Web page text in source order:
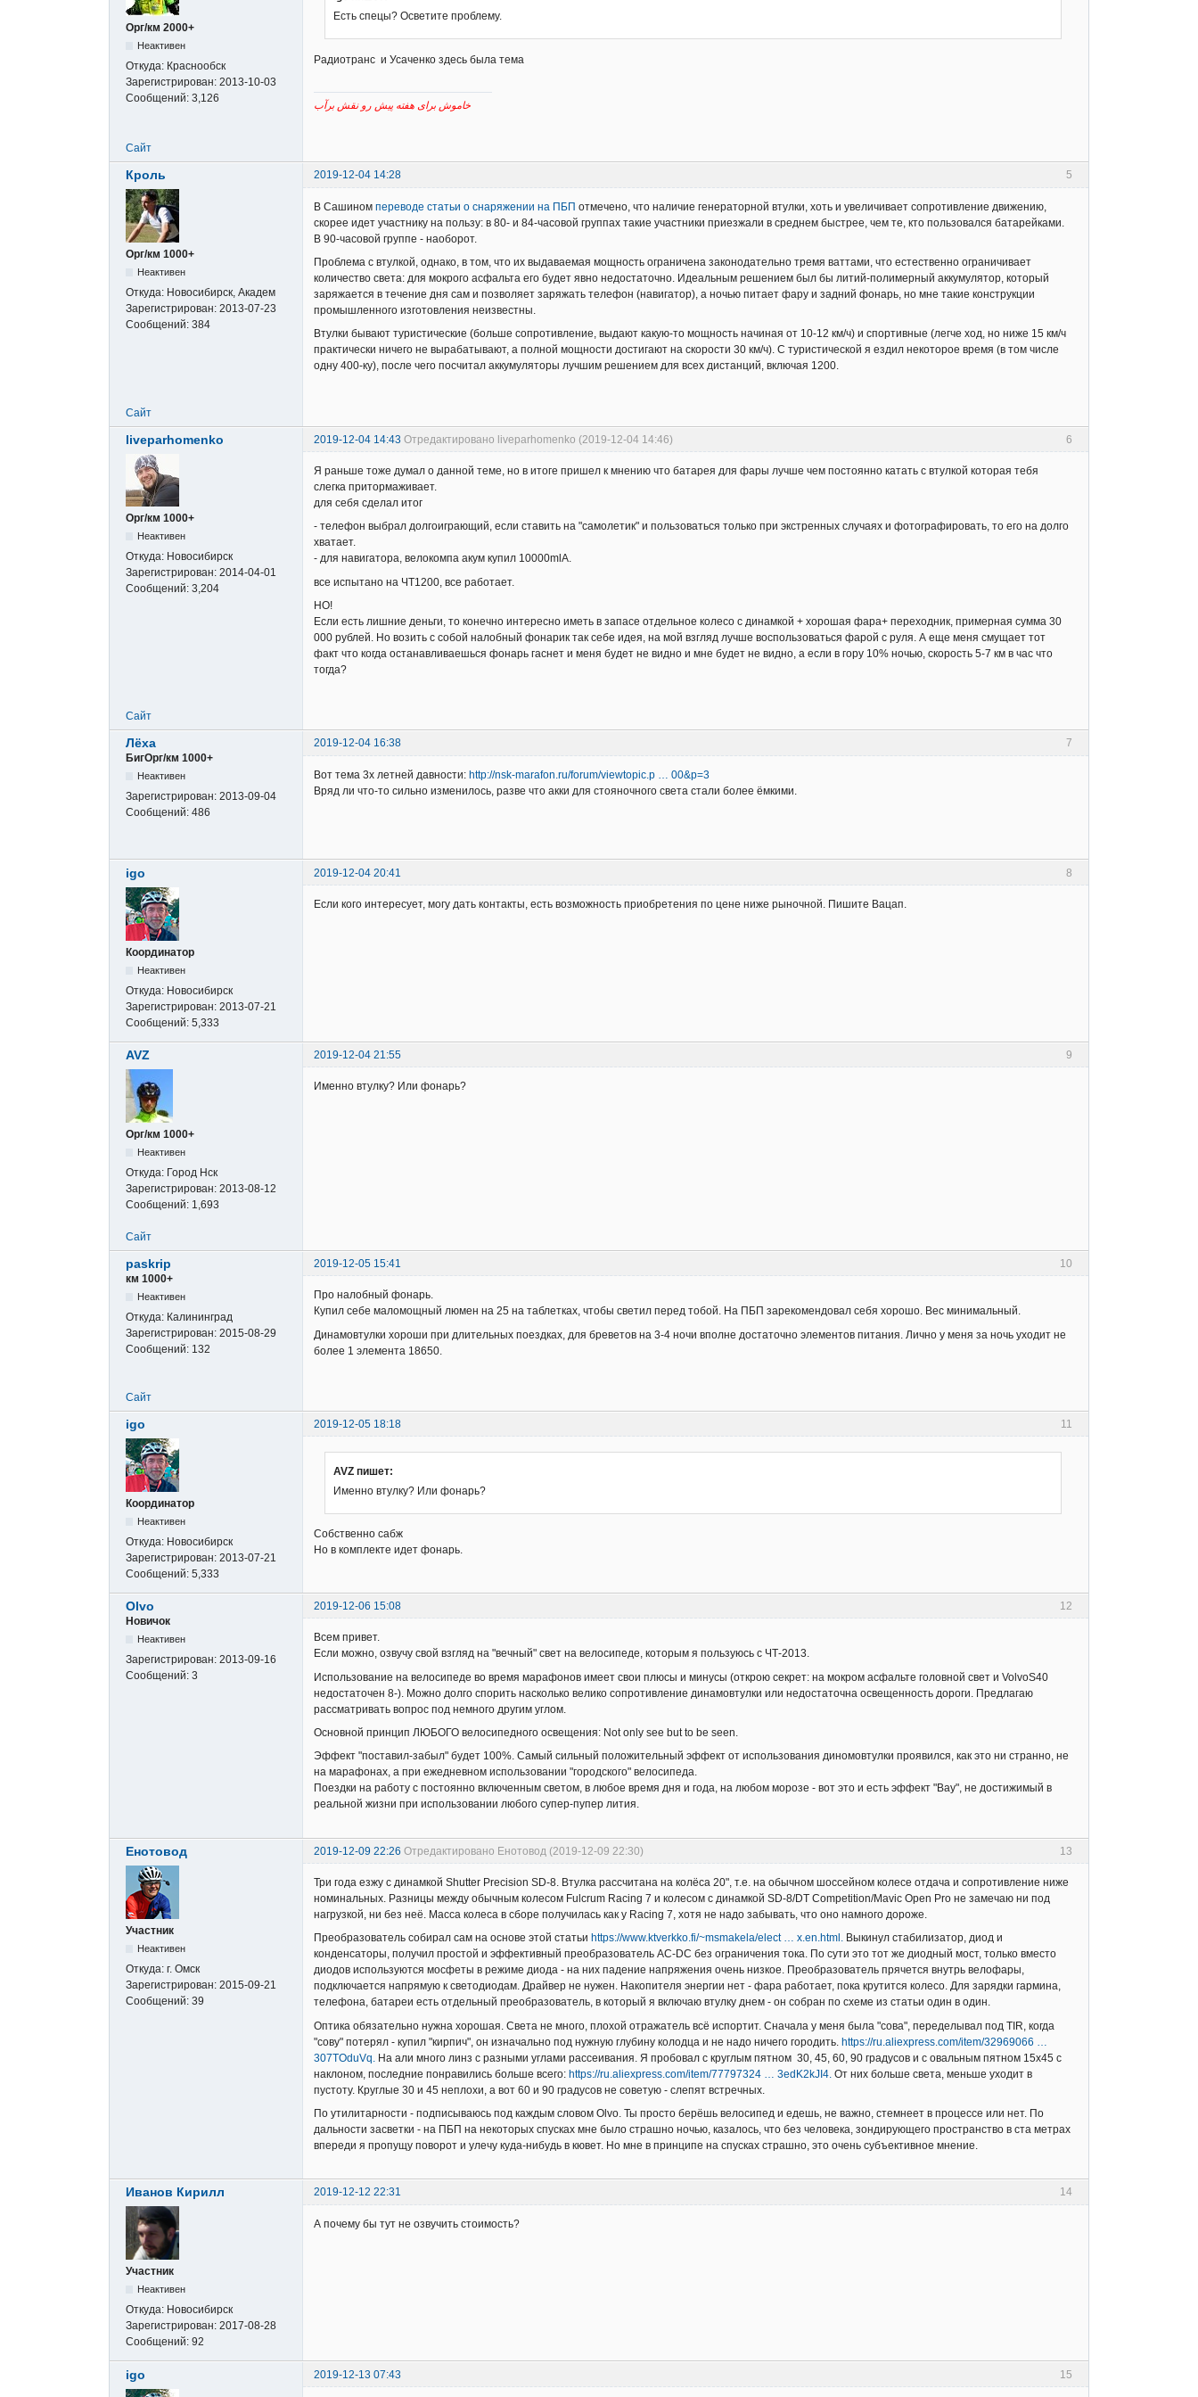
Орг/км 2000+
Неактивен
Откуда: Краснообск
Зарегистрирован: 2013-10-03
Сообщений: 3,126
Есть спецы? Осветите проблему.
Радиотранс и Усаченко здесь была тема
Сайт
5
Кроль 2019-12-04 14:28
Орг/км 1000+
Неактивен
Откуда: Новосибирск, Академ
Зарегистрирован: 2013-07-23
Сообщений: 384
В Сашином переводе статьи о снаряжении на ПБП отмечено, что наличие генераторной втулки, хоть и увеличивает сопротивление движению,
скорее идет участнику на пользу: в 80- и 84-часовой группах такие участники приезжали в среднем быстрее, чем те, кто пользовался батарейками.
В 90-часовой группе - наоборот.
Проблема с втулкой, однако, в том, что их выдаваемая мощность ограничена законодательно тремя ваттами, что естественно ограничивает
количество света: для мокрого асфальта его будет явно недостаточно. Идеальным решением был бы литий-полимерный аккумулятор, который
заряжается в течение дня сам и позволяет заряжать телефон (навигатор), а ночью питает фару и задний фонарь, но мне такие конструкции
промышленного изготовления неизвестны.
Втулки бывают туристические (больше сопротивление, выдают какую-то мощность начиная от 10-12 км/ч) и спортивные (легче ход, но ниже 15 км/ч
практически ничего не вырабатывают, а полной мощности достигают на скорости 30 км/ч). С туристической я ездил некоторое время (в том числе
одну 400-ку), после чего посчитал аккумуляторы лучшим решением для всех дистанций, включая 1200.
Сайт
6
liveparhomenko 2019-12-04 14:43 Отредактировано liveparhomenko (2019-12-04 14:46)
Орг/км 1000+
Неактивен
Откуда: Новосибирск
Зарегистрирован: 2014-04-01
Сообщений: 3,204
Я раньше тоже думал о данной теме, но в итоге пришел к мнению что батарея для фары лучше чем постоянно катать с втулкой которая тебя
слегка притормаживает.
для себя сделал итог
- телефон выбрал долгоиграющий, если ставить на "самолетик" и пользоваться только при экстренных случаях и фотографировать, то его на долго
хватает.
- для навигатора, велокомпа акум купил 10000mlA.
все испытано на ЧТ1200, все работает.
НО!
Если есть лишние деньги, то конечно интересно иметь в запасе отдельное колесо с динамкой + хорошая фара+ переходник, примерная сумма 30
000 рублей. Но возить с собой налобный фонарик так себе идея, на мой взгляд лучше воспользоваться фарой с руля. А еще меня смущает тот
факт что когда останавливаешься фонарь гаснет и меня будет не видно и мне будет не видно, а если в гору 10% ночью, скорость 5-7 км в час что
тогда?
Сайт
7
Лёха
2019-12-04 16:38
БигОрг/км 1000+
Неактивен
Зарегистрирован: 2013-09-04
Сообщений: 486
Вот тема 3х летней давности: http://nsk-marafon.ru/forum/viewtopic.p … 00&p=3
Вряд ли что-то сильно изменилось, разве что акки для стояночного света стали более ёмкими.
8
igo 2019-12-04 20:41
Координатор
Неактивен
Откуда: Новосибирск
Зарегистрирован: 2013-07-21
Сообщений: 5,333
Если кого интересует, могу дать контакты, есть возможность приобретения по цене ниже рыночной. Пишите Вацап.
9
AVZ 2019-12-04 21:55
Орг/км 1000+
Неактивен
Откуда: Город Нск
Зарегистрирован: 2013-08-12
Сообщений: 1,693
Именно втулку? Или фонарь?
Сайт
10
paskrip
2019-12-05 15:41
км 1000+
Неактивен
Откуда: Калининград
Зарегистрирован: 2015-08-29
Сообщений: 132
Про налобный фонарь.
Купил себе маломощный люмен на 25 на таблетках, чтобы светил перед тобой. На ПБП зарекомендовал себя хорошо. Вес минимальный.
Динамовтулки хороши при длительных поездках, для бреветов на 3-4 ночи вполне достаточно элементов питания. Лично у меня за ночь уходит не
более 1 элемента 18650.
Сайт
11
igo 2019-12-05 18:18
Координатор
Неактивен
Откуда: Новосибирск
Зарегистрирован: 2013-07-21
Сообщений: 5,333
AVZ пишет:
Именно втулку? Или фонарь?
Собственно сабж
Но в комплекте идет фонарь.
12
Olvo
2019-12-06 15:08
Новичок
Неактивен
Зарегистрирован: 2013-09-16
Сообщений: 3
Всем привет.
Если можно, озвучу свой взгляд на "вечный" свет на велосипеде, которым я пользуюсь с ЧТ-2013.
Использование на велосипеде во время марафонов имеет свои плюсы и минусы (открою секрет: на мокром асфальте головной свет и VolvoS40
недостаточен 8-). Можно долго спорить насколько велико сопротивление динамовтулки или недостаточна освещенность дороги. Предлагаю
рассматривать вопрос под немного другим углом.
Основной принцип ЛЮБОГО велосипедного освещения: Not only see but to be seen.
Эффект "поставил-забыл" будет 100%. Самый сильный положительный эффект от использования диномовтулки проявился, как это ни странно, не
на марафонах, а при ежедневном использовании "городского" велосипеда.
Поездки на работу с постоянно включенным светом, в любое время дня и года, на любом морозе - вот это и есть эффект "Вау", не достижимый в
реальной жизни при использовании любого супер-пупер лития.
13
Енотовод 2019-12-09 22:26 Отредактировано Енотовод (2019-12-09 22:30)
Участник
Неактивен
Откуда: г. Омск
Зарегистрирован: 2015-09-21
Сообщений: 39
Три года езжу с динамкой Shutter Precision SD-8. Втулка рассчитана на колёса 20", т.е. на обычном шоссейном колесе отдача и сопротивление ниже
номинальных. Разницы между обычным колесом Fulcrum Racing 7 и колесом с динамкой SD-8/DT Competition/Mavic Open Pro не замечаю ни под
нагрузкой, ни без неё. Масса колеса в сборе получилась как у Racing 7, хотя не надо забывать, что оно намного дороже.
Преобразователь собирал сам на основе этой статьи https://www.ktverkko.fi/~msmakela/elect … x.en.html. Выкинул стабилизатор, диод и
конденсаторы, получил простой и эффективный преобразователь AC-DC без ограничения тока. По сути это тот же диодный мост, только вместо
диодов используются мосфеты в режиме диода - на них падение напряжения очень низкое. Преобразователь прячется внутрь велофары,
подключается напрямую к светодиодам. Драйвер не нужен. Накопителя энергии нет - фара работает, пока крутится колесо. Для зарядки гармина,
телефона, батареи есть отдельный преобразователь, в который я включаю втулку днем - он собран по схеме из статьи один в один.
Оптика обязательно нужна хорошая. Света не много, плохой отражатель всё испортит. Сначала у меня была "сова", переделывал под TIR, когда
"сову" потерял - купил "кирпич", он изначально под нужную глубину колодца и не надо ничего городить. https://ru.aliexpress.com/item/32969066 …
307TOduVq. На али много линз с разными углами рассеивания. Я пробовал с круглым пятном 30, 45, 60, 90 градусов и с овальным пятном 15х45 с
наклоном, последние понравились больше всего: https://ru.aliexpress.com/item/77797324 … 3edK2kJI4. От них больше света, меньше уходит в
пустоту. Круглые 30 и 45 неплохи, а вот 60 и 90 градусов не советую - слепят встречных.
По утилитарности - подписываюсь под каждым словом Olvo. Ты просто берёшь велосипед и едешь, не важно, стемнеет в процессе или нет. По
дальности засветки - на ПБП на некоторых спусках мне было страшно ночью, казалось, что без человека, зондирующего пространство в ста метрах
впереди я пропущу поворот и улечу куда-нибудь в кювет. Но мне в принципе на спусках страшно, это очень субъективное мнение.
14
Иванов Кирилл 2019-12-12 22:31
Участник
Неактивен
Откуда: Новосибирск
Зарегистрирован: 2017-08-28
Сообщений: 92
А почему бы тут не озвучить стоимость?
15
igo 2019-12-13 07:43